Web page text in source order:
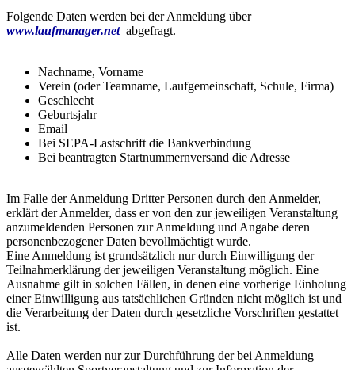
Folgende Daten werden bei der Anmeldung über
www.laufmanager.netabgefragt.
Nachname, Vorname
Verein (oder Teamname, Laufgemeinschaft, Schule, Firma)
Geschlecht
Geburtsjahr
Email
Bei SEPA-Lastschrift die Bankverbindung
Bei beantragten Startnummernversand die Adresse
Im Falle der Anmeldung Dritter Personen durch den Anmelder,
erklärt der Anmelder, dass er von den zur jeweiligen Veranstaltung
anzumeldenden Personen zur Anmeldung und Angabe deren
personenbezogener Daten bevollmächtigt wurde.
Eine Anmeldung ist grundsätzlich nur durch Einwilligung der
Teilnahmerklärung der jeweiligen Veranstaltung möglich. Eine
Ausnahme gilt in solchen Fällen, in denen eine vorherige Einholung
einer Einwilligung aus tatsächlichen Gründen nicht möglich ist und
die Verarbeitung der Daten durch gesetzliche Vorschriften gestattet
ist.
Alle Daten werden nur zur Durchführung der bei Anmeldung